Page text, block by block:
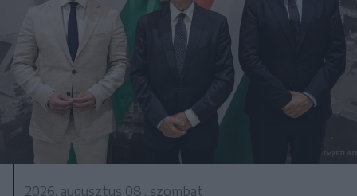
2026. augusztus 08., szombat